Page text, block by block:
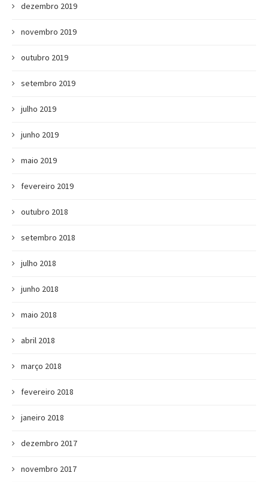
dezembro 2019
novembro 2019
outubro 2019
setembro 2019
julho 2019
junho 2019
maio 2019
fevereiro 2019
outubro 2018
setembro 2018
julho 2018
junho 2018
maio 2018
abril 2018
março 2018
fevereiro 2018
janeiro 2018
dezembro 2017
novembro 2017